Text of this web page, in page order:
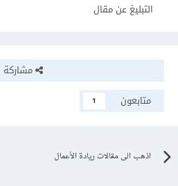
التبليغ عن مقال
مشاركة
متابعون
1
اذهب الى مقالات ريادة الأعمال